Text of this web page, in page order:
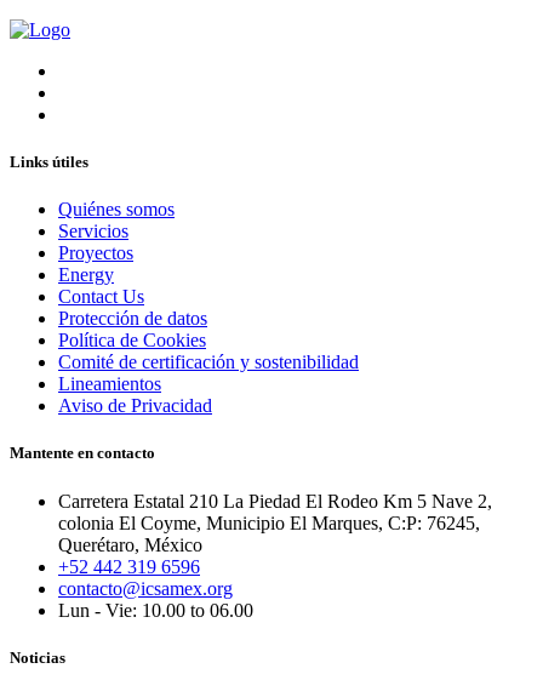
Links útiles
Quiénes somos
Servicios
Proyectos
Energy
Contact Us
Protección de datos
Política de Cookies
Comité de certificación y sostenibilidad
Lineamientos
Aviso de Privacidad
Mantente en contacto
Carretera Estatal 210 La Piedad El Rodeo Km 5 Nave 2,
colonia El Coyme, Municipio El Marques, C:P: 76245,
Querétaro, México
+52 442 319 6596
contacto@icsamex.org
Lun - Vie: 10.00 to 06.00
Noticias